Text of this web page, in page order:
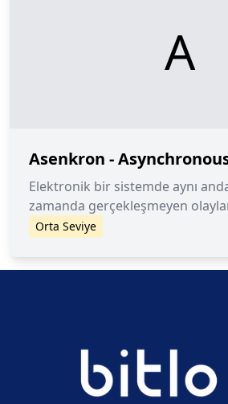
A
Asenkron -
Elektronik bir sistemde aynı
zamanda gerçekleşmeyen
Orta Seviye